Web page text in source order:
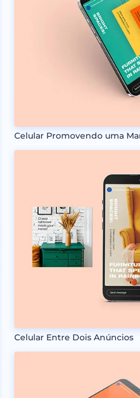
Celular Promovendo uma
Celular Entre Dois Anúncios